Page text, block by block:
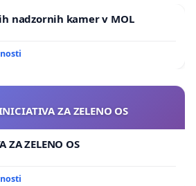
nadzornih kamer v MOL
ZA ZELENO OS
ZA ZELENO OS